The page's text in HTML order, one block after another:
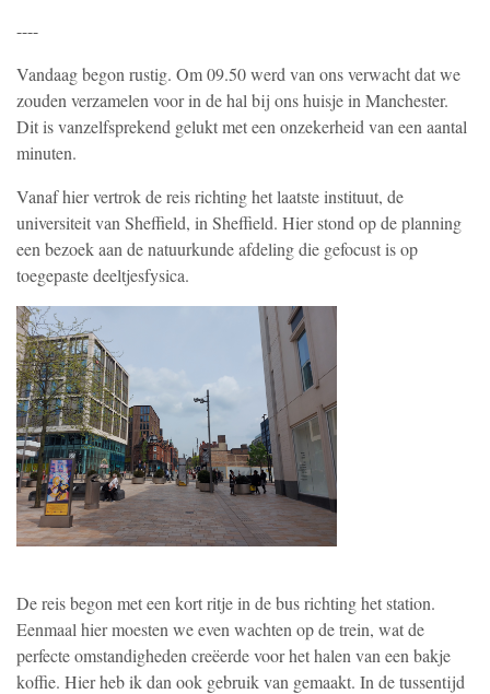
----
Vandaag begon rustig. Om 09.50 werd van ons verwacht dat we
zouden verzamelen voor in de hal bij ons huisje in Manchester.
Dit is vanzelfsprekend gelukt met een onzekerheid van een aantal
minuten.
Vanaf hier vertrok de reis richting het laatste instituut, de
universiteit van Sheffield, in Sheffield. Hier stond op de planning
een bezoek aan de natuurkunde afdeling die gefocust is op
toegepaste deeltjesfysica.
De reis begon met een kort ritje in de bus richting het station.
Eenmaal hier moesten we even wachten op de trein, wat de
perfecte omstandigheden creëerde voor het halen van een bakje
koffie. Hier heb ik dan ook gebruik van gemaakt. In de tussentijd